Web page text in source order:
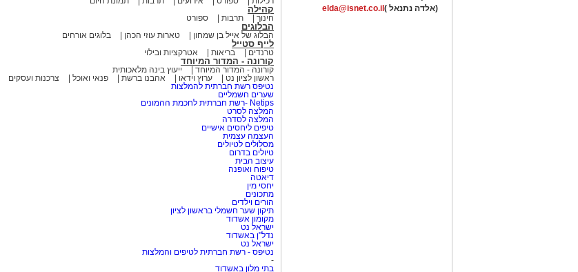
(אלדה נתנאל ) elda@isnet.co.il קהילה
חינוך תרבות ספורט
הבלוגים
הבלוג של אייל בן שמחון טארות עוזי הכהן בלוגים אורחים
לייף סטייל
טרנדים בריאות אטרקציות ובילוי
קורונה - המדור המיוחד
קורונה - המדור המיוחד
ייעוץ בינה מלאכותית
ראשון לציון נט
ערוץ וידאו אהבנו ברשת פנאי ואוכל
צרכנות ועסקים
נטיפס רשת חברתית להמלצות
שערים חשמליים
Netips -רשת חברתית לחכמת ההמונים
המלצה לסרט
המלצה לסדרה
טיפים ליחסים אישיים
העצמה עצמית
מסלולים לטיולים
טיולים בדרום
עיצוב הבית
טיפוח ואופנה
דיאטה
יחסי מין
מתכונים
הורים וילדים
תיקון שער חשמלי בראשון לציון
מקומון אשדוד
ישראל נט
נדל"ן באשדוד
ישראל נט
נטיפס - רשת חברתית לטיפים והמלצות
-
בתי מלון באשדוד